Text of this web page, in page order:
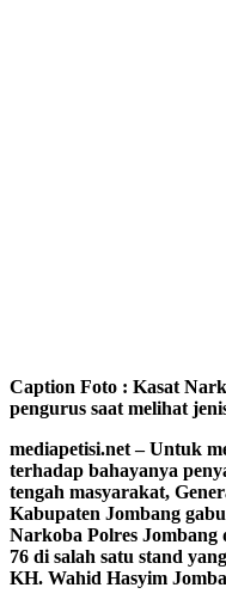
Caption Foto : Kasat
pengurus saat melihat
mediapetisi.net – Untuk
terhadap bahayanya
tengah masyarakat,
Kabupaten Jombang
Narkoba Polres
76 di salah satu stand
KH. Wahid Hasyim